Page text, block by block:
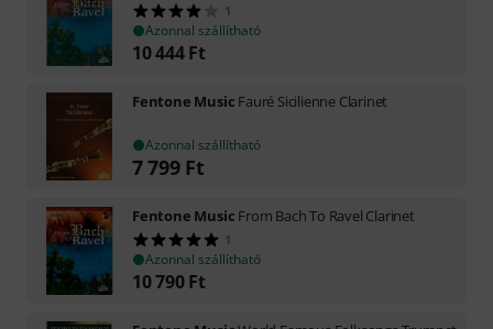
1
Azonnal szállítható
10 444 Ft
Fentone Music Fauré Sicilienne Clarinet
Azonnal szállítható
7 799 Ft
Fentone Music From Bach To Ravel Clarinet
1
Azonnal szállítható
10 790 Ft